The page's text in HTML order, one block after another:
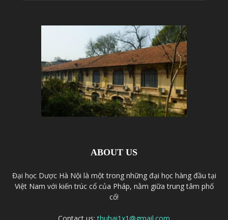
ABOUT US
Đại học Dược Hà Nội là một trong những đại học hàng đầu tại
Việt Nam với kiến trúc cổ của Pháp, nằm giữa trung tâm phố
cổ!